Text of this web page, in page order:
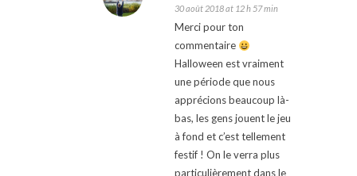
30 août 2018 at 12 h 57 min
Merci pour ton
commentaire
Halloween est vraiment
une période que nous
apprécions beaucoup là-
bas, les gens jouent le jeu
à fond et c’est tellement
festif ! On le verra plus
particulièrement dans le